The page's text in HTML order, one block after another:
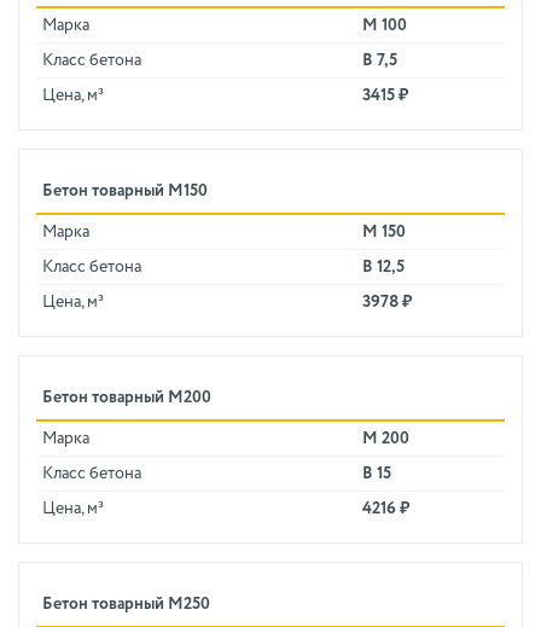
Марка М 100
Класс бетона В 7,5
Цена, м³ 3415 ₽
Бетон товарный М150
Марка М 150
Класс бетона В 12,5
Цена, м³ 3978 ₽
Бетон товарный М200
Марка М 200
Класс бетона В 15
Цена, м³ 4216 ₽
Бетон товарный М250